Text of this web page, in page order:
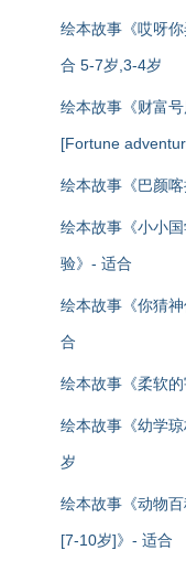
绘本故事《哎呀
合 5-7岁,3-4岁
绘本故事《财富
[Fortune
绘本故事《巴颜
绘本故事《小小
验》- 适合
绘本故事《你猜
合
绘本故事《柔软
绘本故事《幼学
岁
绘本故事《动物
[7-10岁]》- 适合